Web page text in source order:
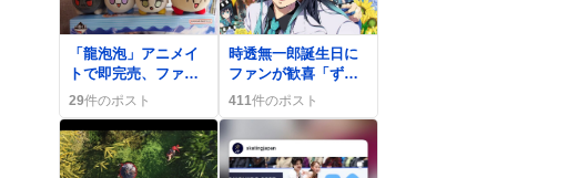
「龍泡泡」アニメイ
トで即完売、ファン
は「欲しかった」や
「残念」などの声
29件のポスト
時透無一郎誕生日に
ファンが歓喜「ずっ
と大好き」祝福の嵐
がSNSを彩る
411件のポスト